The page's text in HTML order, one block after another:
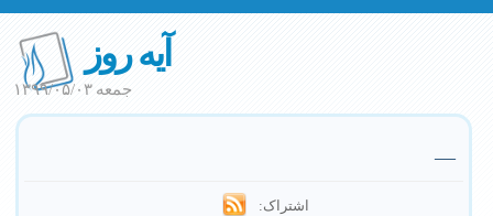
آیه روز
جمعه ۱۳۹۹/۰۵/۰۳
—
اشتراک: